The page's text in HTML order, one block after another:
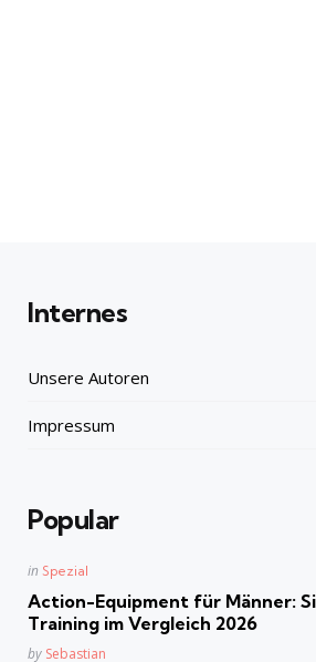
Internes
Unsere Autoren
Impressum
Popular
Posted
in Spezial
Action-Equipment für Männer:
Training im Vergleich 2026
Posted
by Sebastian